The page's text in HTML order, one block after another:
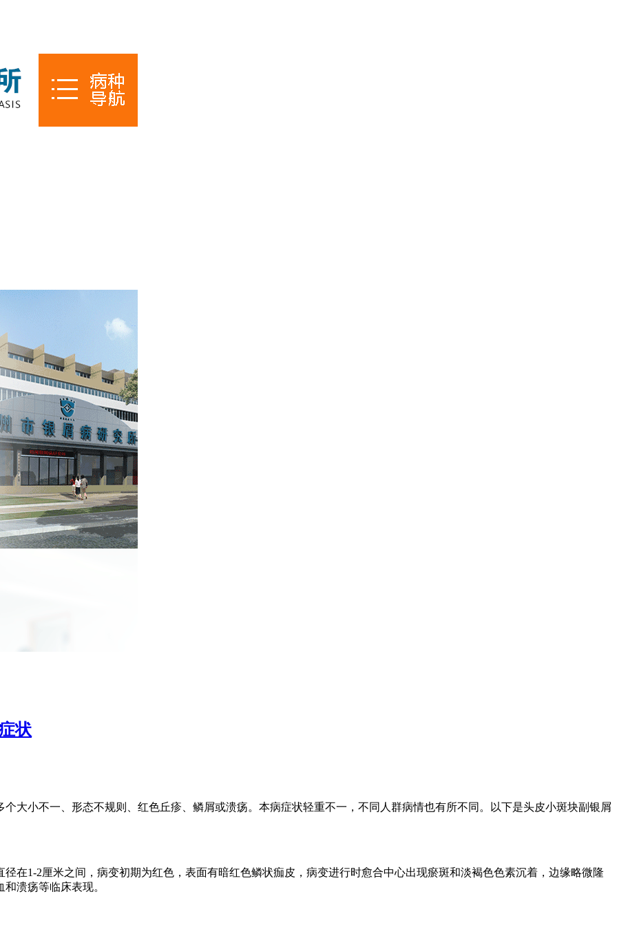
状
大小不一、形态不规则、红色丘疹、鳞屑或溃疡。本病症状轻重不一，不同人群病情也有所不同。以下是头皮小斑块副银屑
在1-2厘米之间，病变初期为红色，表面有暗红色鳞状痂皮，病变进行时愈合中心出现瘀斑和淡褐色色素沉着，边缘略微隆
溃疡等临床表现。